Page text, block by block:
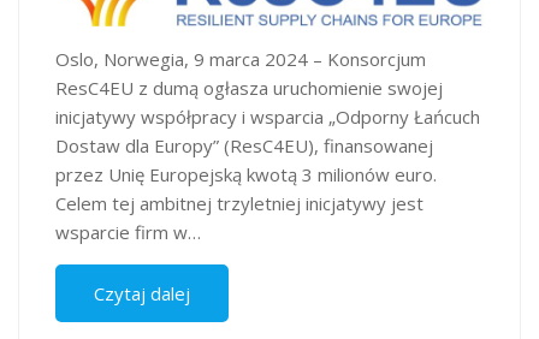
Oslo, Norwegia, 9 marca 2024 – Konsorcjum
ResC4EU z dumą ogłasza uruchomienie swojej
inicjatywy współpracy i wsparcia „Odporny Łańcuch
Dostaw dla Europy” (ResC4EU), finansowanej
przez Unię Europejską kwotą 3 milionów euro.
Celem tej ambitnej trzyletniej inicjatywy jest
wsparcie firm w…
Czytaj dalej